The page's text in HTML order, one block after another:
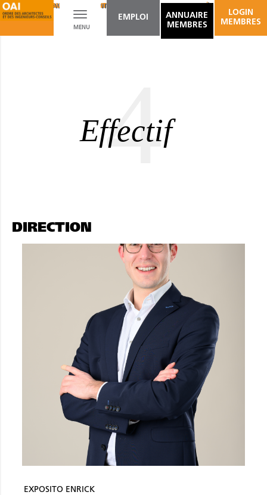
Toggle
navigation
MENU
EMPLOI
ANNUAIRE
MEMBRES
LOGIN
MEMBRES
EXPERTISE: AUDIT DE CHANTIER
4
Effectif
DIRECTION
EXPOSITO ENRICK